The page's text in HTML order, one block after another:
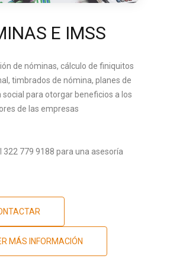
E IMSS
de nóminas, cálculo de finiquitos
timbrados de nómina, planes de
social para otorgar beneficios a los
de las empresas
322 779 9188 para una asesoría
MÁS INFORMACIÓN